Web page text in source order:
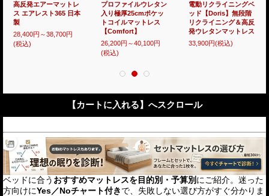
高反発エアーマットレ
ス エアレスト365 日本
製
28,400円～38,700円
(税込)
プロファイルウレタン
入り極厚25cmポケッ
トコイルマットレス
【Comfort】
26,200円～40,100円
(税込)
電動リクライニングベ
ッド【Doris】無段階
リクライニング＆高反
発ウレタンマットレス
33,900円(税込)
【カートに入れる】へスクロール
ベッドに合う おすすめマットレスを目的別・予算別 にご紹介。迷った
方向けにYes／Noチャート付き で、失敗しない選び方がすぐ分かりま